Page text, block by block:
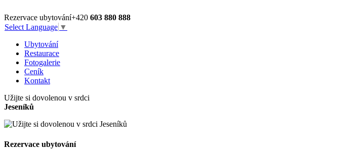
Rezervace ubytování+420 603 880 888
Select Language ▼
Ubytování
Restaurace
Fotogalerie
Ceník
Kontakt
Užijte si dovolenou v srdci
Jeseníků
Rezervace ubytování